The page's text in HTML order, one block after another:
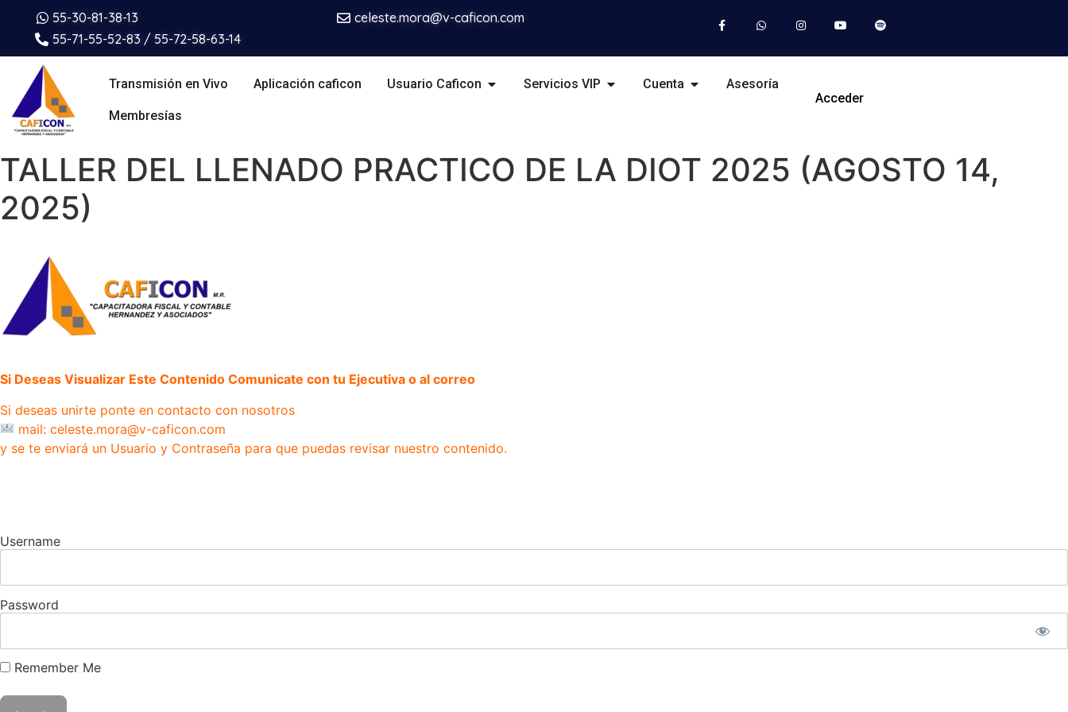
55-30-81-38-13
55-71-55-52-83 / 55-72-58-63-14
celeste.mora@v-caficon.com
Transmisión en Vivo Aplicación caficon Usuario Caficon Servicios VIP Cuenta Asesoría
Membresías
Acceder
TALLER DEL LLENADO PRACTICO DE LA DIOT 2025 (AGOSTO 14,
2025)
Si Deseas Visualizar Este Contenido Comunicate con tu Ejecutiva o al correo
Si deseas unirte ponte en contacto con nosotros
mail: celeste.mora@v-caficon.com
y se te enviará un Usuario y Contraseña para que puedas revisar nuestro contenido.
Username
Password
Remember Me